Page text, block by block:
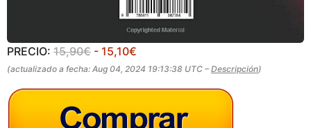
PRECIO: 15,90€ - 15,10€
(actualizado a fecha: Aug 04, 2024 19:13:38 UTC – Descripción)